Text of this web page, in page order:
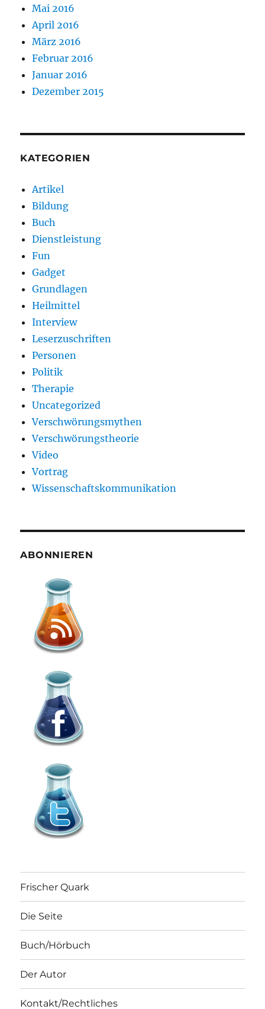
Mai 2016
April 2016
März 2016
Februar 2016
Januar 2016
Dezember 2015
KATEGORIEN
Artikel
Bildung
Buch
Dienstleistung
Fun
Gadget
Grundlagen
Heilmittel
Interview
Leserzuschriften
Personen
Politik
Therapie
Uncategorized
Verschwörungsmythen
Verschwörungstheorie
Video
Vortrag
Wissenschaftskommunikation
ABONNIEREN
Frischer Quark
Die Seite
Buch/Hörbuch
Der Autor
Kontakt/Rechtliches